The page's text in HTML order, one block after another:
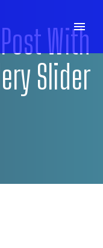
Post With
Slider